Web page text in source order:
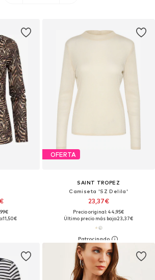
11,50€
OFERTA
SAINT TROPEZ
Camiseta 'SZ Delila'
23,37€
Precio original: 44,95€
Último precio más bajo:23,37€